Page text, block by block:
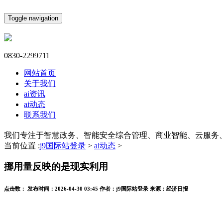
Toggle navigation
0830-2299711
网站首页
关于我们
ai资讯
ai动态
联系我们
我们专注于智慧政务、智能安全综合管理、商业智能、云服务
当前位置 :j9国际站登录 > ai动态 >
挪用量反映的是现实利用
点击数： 发布时间： 2026-04-30 03:45 作者： j9国际站登录 来源： 经济日报